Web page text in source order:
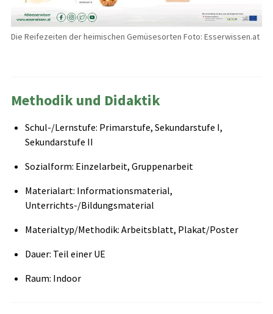
Die Reifezeiten der heimischen Gemüsesorten Foto: Esserwissen.at
Methodik und Didaktik
Schul-/Lernstufe: Primarstufe, Sekundarstufe I,
Sekundarstufe II
Sozialform: Einzelarbeit, Gruppenarbeit
Materialart: Informationsmaterial,
Unterrichts-/Bildungsmaterial
Materialtyp/Methodik: Arbeitsblatt, Plakat/Poster
Dauer: Teil einer UE
Raum: Indoor